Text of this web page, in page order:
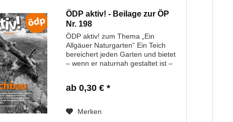
ÖDP aktiv! - Beilage zur ÖP
Nr. 198
ÖDP aktiv! zum Thema „Ein
Allgäuer Naturgarten“ Ein Teich
bereichert jeden Garten und bietet
– wenn er naturnah gestaltet ist –
wirksamer und gleichzeitig sehr
ab 0,30 € *
Merken